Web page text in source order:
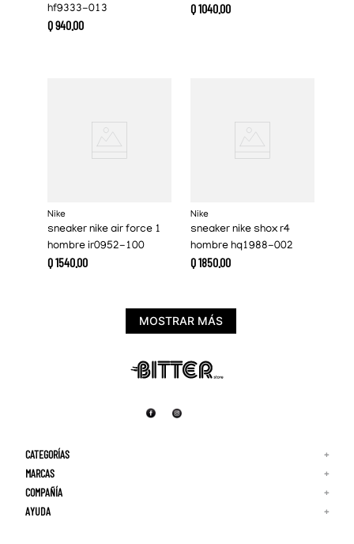
hf9333-013
Q940.00
Q1040.00
Nike
sneaker nike air force 1
hombre ir0952-100
Q1540.00
Nike
sneaker nike shox r4
hombre hq1988-002
Q1850.00
MOSTRAR MÁS
CATEGORÍAS +
MARCAS +
Adidas
Reebok
COMPAÑÍA +
Quiénes Somos
AYUDA +